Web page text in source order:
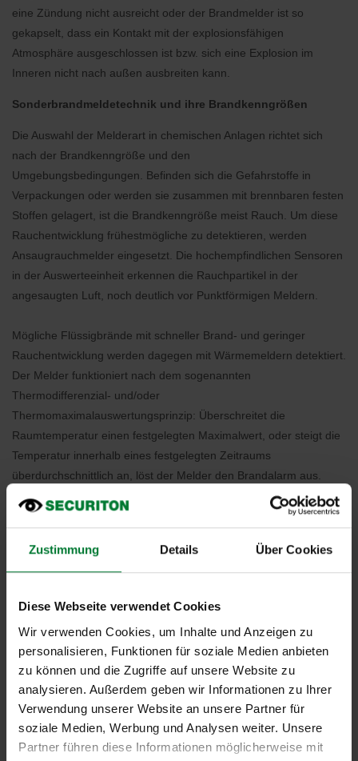
Zustimmung Details Über Cookies
Diese Webseite verwendet Cookies
Wir verwenden Cookies, um Inhalte und Anzeigen zu
personalisieren, Funktionen für soziale Medien anbieten
zu können und die Zugriffe auf unsere Website zu
analysieren. Außerdem geben wir Informationen zu Ihrer
Verwendung unserer Website an unsere Partner für
soziale Medien, Werbung und Analysen weiter. Unsere
Partner führen diese Informationen möglicherweise mit
eine Zündung nicht ausreicht oder der Brandmelder ist so
gekapselt, dass ein Kontakt mit der explosionsfähigen
Atmosphäre ausgeschlossen ist bzw. sich eine Explosion im
Inneren nicht nach außen ausbreiten kann.
Sonderbrandmeldetechnik und ihre Brandkenngrößen
Die Auswahl der Melderart in chemischen Anlagen richtet sich
nach der Brandkenngröße und den
Umgebungsbedingungen. Befinden sich die Gefahrstoffe in
Verpackungen oder werden sie zusammen mit brennbaren festen
Stoffen gelagert, ist die Brandkenngröße meist Rauch. Um diese
Rauchentwicklung frühestmögliche zu detektieren, werden
Ansaugrauchmelder eingesetzt. Die hochempfindlichen Sensoren
in der Auswerteeinheit erkennen die Rauchpartikel in der
angesaugten Luft, noch deutlich vor Punktförmigen Meldern.
Mögliche Flüssigbrände mit schneller Brand- und geringer
Rauchentwicklung werden dagegen mit Wärmemeldern detektiert.
Der Melder funktioniert nach dem sogenannten
Thermodifferenzial- und/oder
Thermomaximalauswertungsprinzip: Überschreitet die
Raumtemperatur einen festgelegten Maximalwert, oder steigt die
Temperatur innerhalb eines festgelegten Zeitraums
überdurchschnittlich an, löst der Melder den Brandalarm aus.
ATEX-konforme Brandüberwachung
Auswerteeinheiten der Sonderbrandmelder außerhalb der Ex-
Der Ansaugrauchmelder muss in diesem Fall von einem